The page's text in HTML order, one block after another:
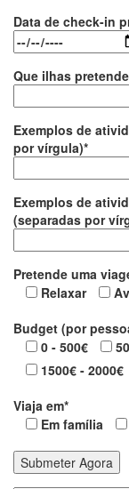
Data de check-in
Que ilhas
Exemplos de
por vírgula)*
Exemplos de
(separadas por
Pretende uma
Relaxar
Budget (por
0 - 500€
1500€ - 2000€
Viaja em*
Em família